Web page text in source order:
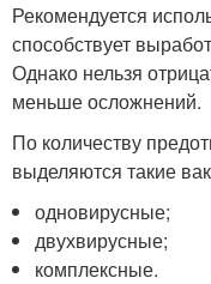
Рекомендуется
способствует
Однако нельзя
меньше осложнений.
По количеству
выделяются такие
одновирусные;
двухвирусные;
комплексные.